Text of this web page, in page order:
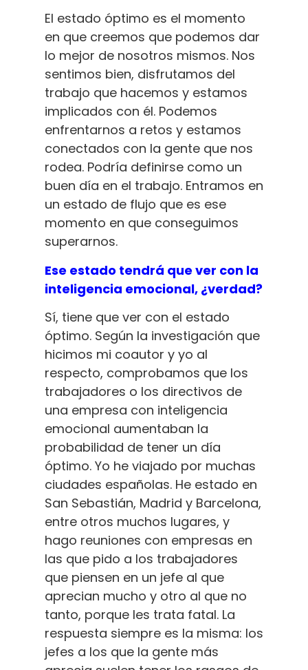
El estado óptimo es el momento
en que creemos que podemos dar
lo mejor de nosotros mismos. Nos
sentimos bien, disfrutamos del
trabajo que hacemos y estamos
implicados con él. Podemos
enfrentarnos a retos y estamos
conectados con la gente que nos
rodea. Podría definirse como un
buen día en el trabajo. Entramos en
un estado de flujo que es ese
momento en que conseguimos
superarnos.
Ese estado tendrá que ver con la
inteligencia emocional, ¿verdad?
Sí, tiene que ver con el estado
óptimo. Según la investigación que
hicimos mi coautor y yo al
respecto, comprobamos que los
trabajadores o los directivos de
una empresa con inteligencia
emocional aumentaban la
probabilidad de tener un día
óptimo. Yo he viajado por muchas
ciudades españolas. He estado en
San Sebastián, Madrid y Barcelona,
entre otros muchos lugares, y
hago reuniones con empresas en
las que pido a los trabajadores
que piensen en un jefe al que
aprecian mucho y otro al que no
tanto, porque les trata fatal. La
respuesta siempre es la misma: los
jefes a los que la gente más